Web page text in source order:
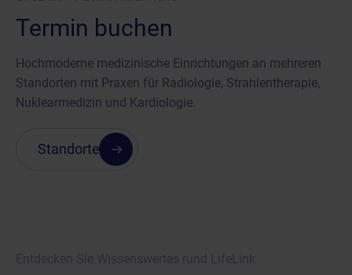
Termin buchen
Hochmoderne medizinische Einrichtungen an mehreren
Standorten mit Praxen für Radiologie, Strahlentherapie,
Nuklearmedizin und Kardiologie.
Standorte